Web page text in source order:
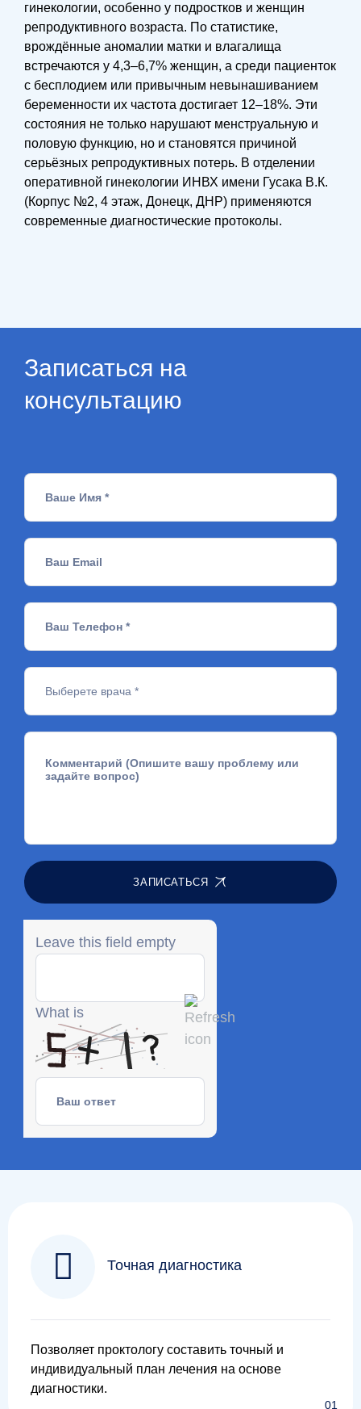
гинекологии, особенно у подростков и женщин
репродуктивного возраста. По статистике,
врождённые аномалии матки и влагалища
встречаются у 4,3–6,7% женщин, а среди пациенток
с бесплодием или привычным невынашиванием
беременности их частота достигает 12–18%. Эти
состояния не только нарушают менструальную и
половую функцию, но и становятся причиной
серьёзных репродуктивных потерь. В отделении
оперативной гинекологии ИНВХ имени Гусака В.К.
(Корпус №2, 4 этаж, Донецк, ДНР) применяются
современные диагностические протоколы.
Записаться на
консультацию
ЗАПИСАТЬСЯ
Leave this field empty
What is
Точная диагностика
Позволяет проктологу составить точный и
индивидуальный план лечения на основе
диагностики.
01